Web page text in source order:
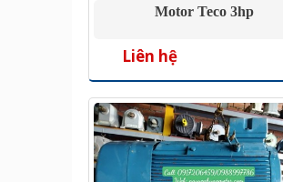
Motor Teco 3hp
Liên hệ